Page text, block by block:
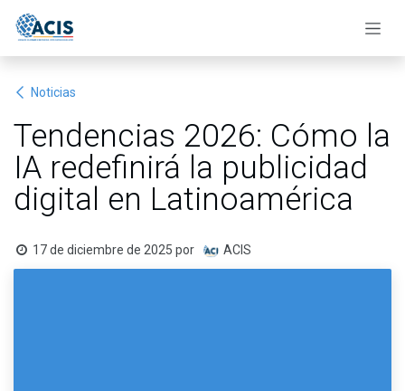
Noticias
Tendencias 2026: Cómo la
IA redefinirá la publicidad
digital en Latinoamérica
17 de diciembre de 2025 por ACIS